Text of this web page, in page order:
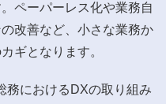
ペーパーレス化や業務自
改善など、小さな業務か
ギとなります。
務におけるDXの取り組み